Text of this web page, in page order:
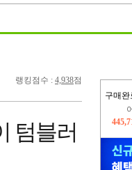
구매완
오
랭킹점수 : 4,938점
텀블러